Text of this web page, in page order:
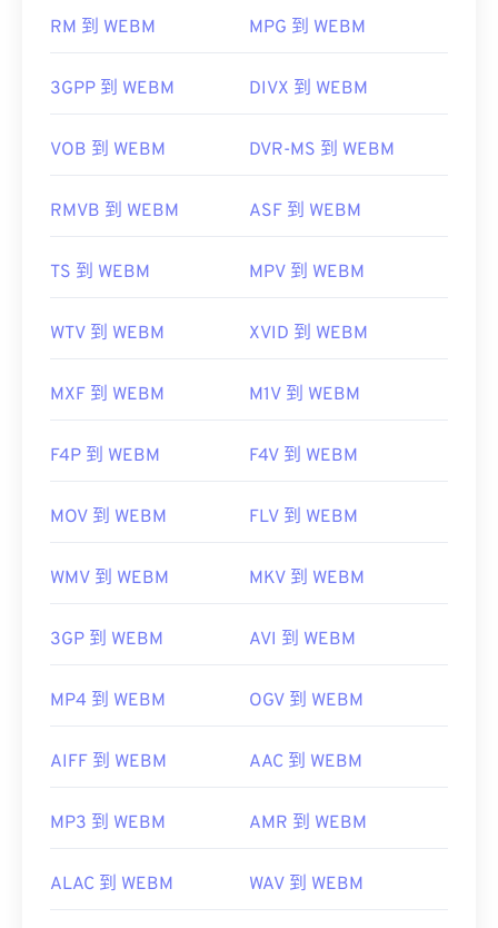
http://www.3gpp2.org/
开发者： Google
CoreCodec, Inc。
有用的链接：
https://en.wikipedia.org/wiki/WebM
RM 到 WEBM MPG 到 WEBM
3GPP 到 WEBM DIVX 到 WEBM
VOB 到 WEBM DVR-MS 到 WEBM
RMVB 到 WEBM ASF 到 WEBM
TS 到 WEBM MPV 到 WEBM
WTV 到 WEBM XVID 到 WEBM
MXF 到 WEBM M1V 到 WEBM
F4P 到 WEBM F4V 到 WEBM
MOV 到 WEBM FLV 到 WEBM
WMV 到 WEBM MKV 到 WEBM
3GP 到 WEBM AVI 到 WEBM
MP4 到 WEBM OGV 到 WEBM
AIFF 到 WEBM AAC 到 WEBM
MP3 到 WEBM AMR 到 WEBM
ALAC 到 WEBM WAV 到 WEBM